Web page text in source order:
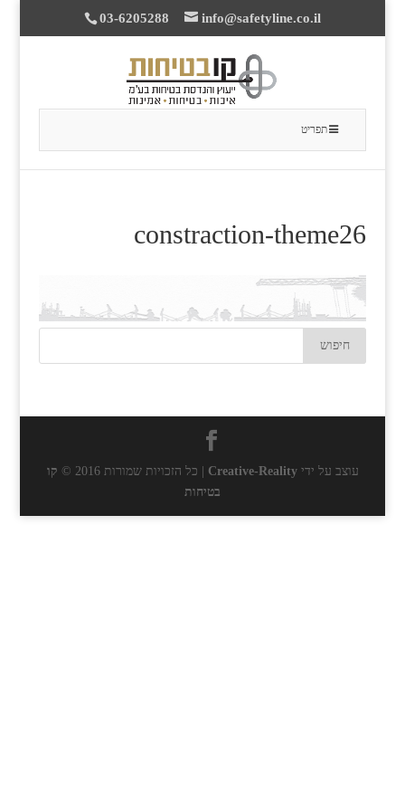
03-6205288 info@safetyline.co.il
תפריט
constraction-theme26
עוצב על ידיCreative-Reality | כל הזכויות שמורות 2016 ©
קו
בטיחות